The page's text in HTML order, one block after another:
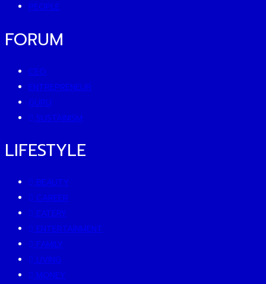
PEOPLE
FORUM
CEO
ENTREPRENEUR
GURU
SUSTAINISM
LIFESTYLE
BEAUTY
CAREER
EATERY
ENTERTAINMENT
FAMILY
LIVING
MONEY